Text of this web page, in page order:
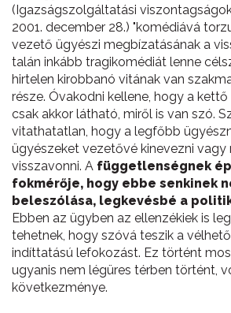
(Igazságszolgáltatási
2001. december 28.) "komédiává
vezető ügyészi megbízatásának a
talán inkább tragikomédiát lenne
hirtelen kirobbanó vitának van
része. Óvakodni kellene, hogy a
csak akkor látható, miről is van szó.
vitathatatlan, hogy a legfőbb
ügyészeket vezetővé kinevezni
visszavonni. A függetlenségnek
fokmérője, hogy ebbe senkinek
beleszólása, legkevésbé a
Ebben az ügyben az ellenzékiek is
tehetnek, hogy szóvá teszik a
indíttatású lefokozást. Ez történt
ugyanis nem légüres térben történt,
következménye.